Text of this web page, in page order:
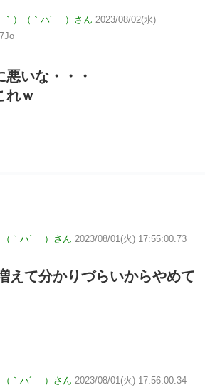
｀）（｀ハ´ ）さん 2023/08/02(水)
いな・・・
れｗ
（｀ハ´ ）さん 2023/08/01(火) 17:55:00.73
えて分かりづらいからやめて
（｀ハ´ ）さん 2023/08/01(火) 17:56:00.34